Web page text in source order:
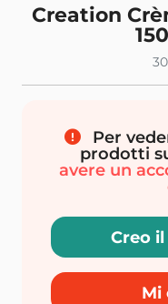
Creation
Per
prodotti
avere un
Creo
Mi